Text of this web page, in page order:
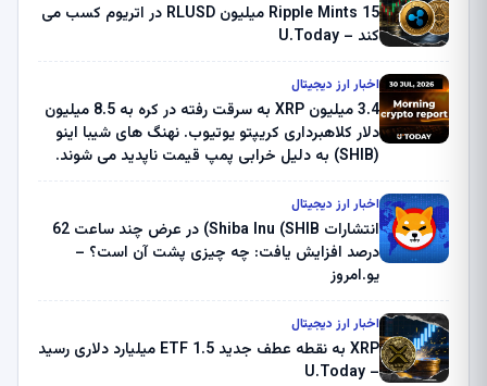
Ripple Mints 15 میلیون RLUSD در اتریوم کسب می
کند – U.Today
اخبار ارز دیجیتال
3.4 میلیون XRP به سرقت رفته در کره به 8.5 میلیون
دلار کلاهبرداری کریپتو یوتیوب. نهنگ های شیبا اینو
(SHIB) به دلیل خرابی پمپ قیمت ناپدید می شوند.
ثبت کرد – گزارش کریپتو صبح – U.Today
اخبار ارز دیجیتال
انتشارات Shiba Inu (SHIB) در عرض چند ساعت 62
درصد افزایش یافت: چه چیزی پشت آن است؟ –
یو.امروز
اخبار ارز دیجیتال
XRP به نقطه عطف جدید ETF 1.5 میلیارد دلاری رسید
– U.Today